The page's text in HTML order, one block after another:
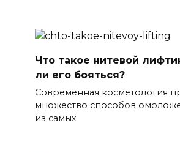
Что такое нитевой
ли его бояться?
Современная косметология
множество способов
из самых